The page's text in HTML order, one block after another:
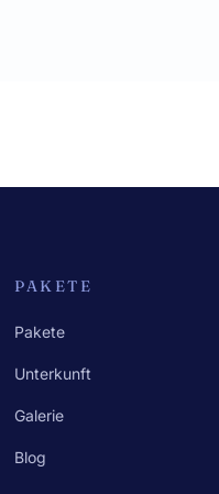
PAKETE
Pakete
Unterkunft
Galerie
Blog